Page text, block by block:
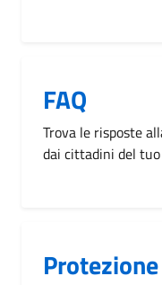
FAQ
Trova le risposte
dai cittadini del